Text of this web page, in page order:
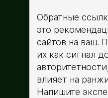
Обратные
это
сайтов на ваш.
их как сигнал
влияет на
Напишите